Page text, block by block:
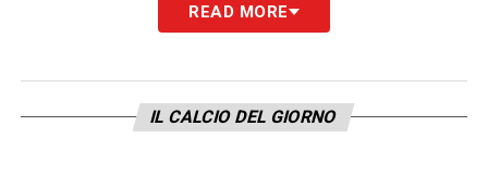
READ MORE
IL CALCIO DEL GIORNO